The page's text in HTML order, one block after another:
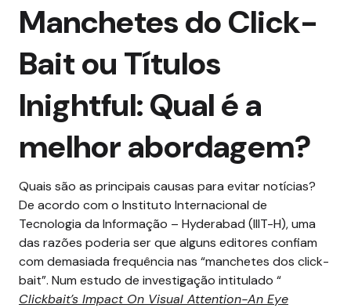
Manchetes do Click-
Bait ou Títulos
Inightful: Qual é a
melhor abordagem?
Quais são as principais causas para evitar notícias?
De acordo com o Instituto Internacional de
Tecnologia da Informação – Hyderabad (IIIT-H), uma
das razões poderia ser que alguns editores confiam
com demasiada frequência nas “manchetes dos click-
bait”. Num estudo de investigação intitulado “
Clickbait’s Impact On Visual Attention-An Eye